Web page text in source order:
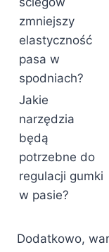
zmniejszy
elastyczność
pasa w
spodniach?
Jakie
narzędzia
będą
potrzebne do
regulacji gumki
w pasie?
Dodatkowo,